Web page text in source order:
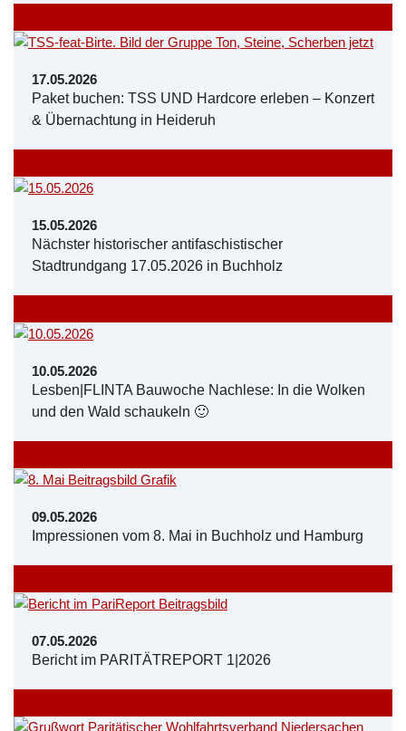
17.05.2026
Paket buchen: TSS UND Hardcore erleben – Konzert
& Übernachtung in Heideruh
15.05.2026
Nächster historischer antifaschistischer
Stadtrundgang 17.05.2026 in Buchholz
10.05.2026
Lesben|FLINTA Bauwoche Nachlese: In die Wolken
und den Wald schaukeln 🙂
09.05.2026
Impressionen vom 8. Mai in Buchholz und Hamburg
07.05.2026
Bericht im PARITÄTREPORT 1|2026